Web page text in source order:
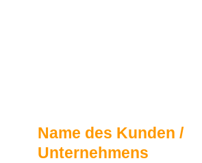
Name des Kunden /
Unternehmens